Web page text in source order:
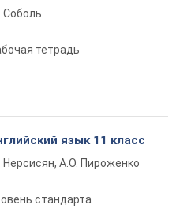
Соболь
тетрадь
язык 11 класс
Нерсисян, А.О. Пироженко
стандарта